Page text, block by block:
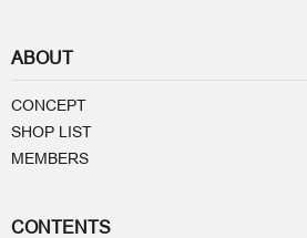
ABOUT
CONCEPT
SHOP LIST
MEMBERS
CONTENTS